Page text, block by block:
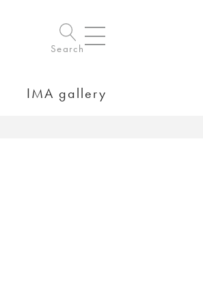
Search
IMA gallery